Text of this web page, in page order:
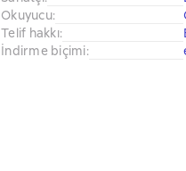
Okuyucu:
Telif hakkı:
İndirme biçimi: